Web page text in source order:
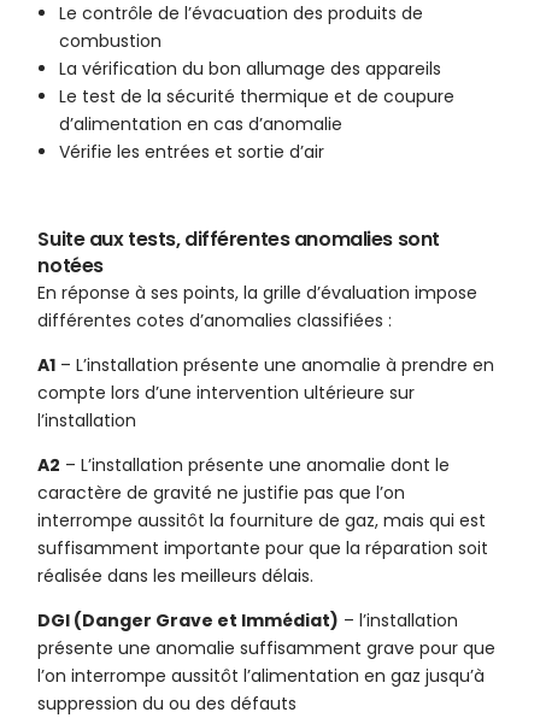
Le contrôle de l’évacuation des produits de
combustion
La vérification du bon allumage des appareils
Le test de la sécurité thermique et de coupure
d’alimentation en cas d’anomalie
Vérifie les entrées et sortie d’air
Suite aux tests, différentes anomalies sont
notées
En réponse à ses points, la grille d’évaluation impose
différentes cotes d’anomalies classifiées :
A1 – L’installation présente une anomalie à prendre en
compte lors d’une intervention ultérieure sur
l’installation
A2 – L’installation présente une anomalie dont le
caractère de gravité ne justifie pas que l’on
interrompe aussitôt la fourniture de gaz, mais qui est
suffisamment importante pour que la réparation soit
réalisée dans les meilleurs délais.
DGI (Danger Grave et Immédiat) – l’installation
présente une anomalie suffisamment grave pour que
l’on interrompe aussitôt l’alimentation en gaz jusqu’à
suppression du ou des défauts